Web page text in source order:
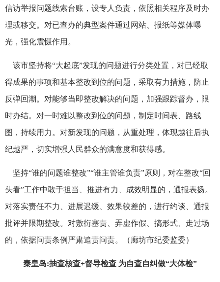
信访举报问题线索台账，设专人负责，依照相关程序及时办
理或移交。对已查办的典型案件通过网站、报纸等媒体曝
光，强化震慑作用。
该市坚持将“大起底”发现的问题进行分类处置，对已经取
得成果的事项和基本整改到位的问题，采取有力措施，防止
反弹回潮。对能够当即整改解决的问题，加强跟踪督办，限
时办结。对一时难以整改到位的问题，制定时间表、路线
图，持续用力。对新发现的问题，从重处理，体现越往后执
纪越严，切实增强人民群众的满意度和获得感。
坚持“谁的问题谁整改”“谁主管谁负责”原则，对在整改“回
头看”工作中敢于担当、推进有力、成效明显的，通报表扬。
对落实责任不力、进展迟缓、效果较差的，进行约谈、通报
批评并限期整改。对敷衍塞责、弄虚作假、搞形式、走过场
的，依据问责条例严肃追责问责。（廊坊市纪委监委）
秦皇岛:抽查核查+督导检查 为自查自纠做“大体检”